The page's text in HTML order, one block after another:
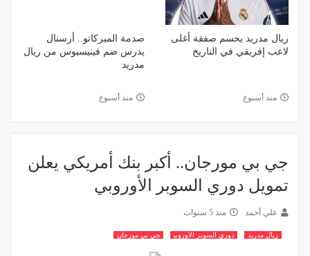
ريال مدريد يحسم صفقة أغلى
لاعب إفريقي في التاريخ
منذ أسبوع
صدمة الميركاتو.. أرسنال
يدرس ضم فينيسيوس من ريال
مدريد
منذ أسبوع
جي بي مورجان.. أكبر بنك أمريكي يعلن
تمويل دوري السوبر الأوروبي
علي أحمد منذ 5 سنوات
ريال مدريد دوري السوبر الاوروبي جي بي مورجان